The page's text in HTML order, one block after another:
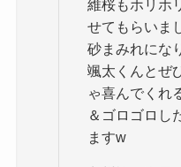
維桜もホリホ
せてもらいま
砂まみれにな
颯太くんとぜ
ゃ喜んでくれ
＆ゴロゴロし
ますw